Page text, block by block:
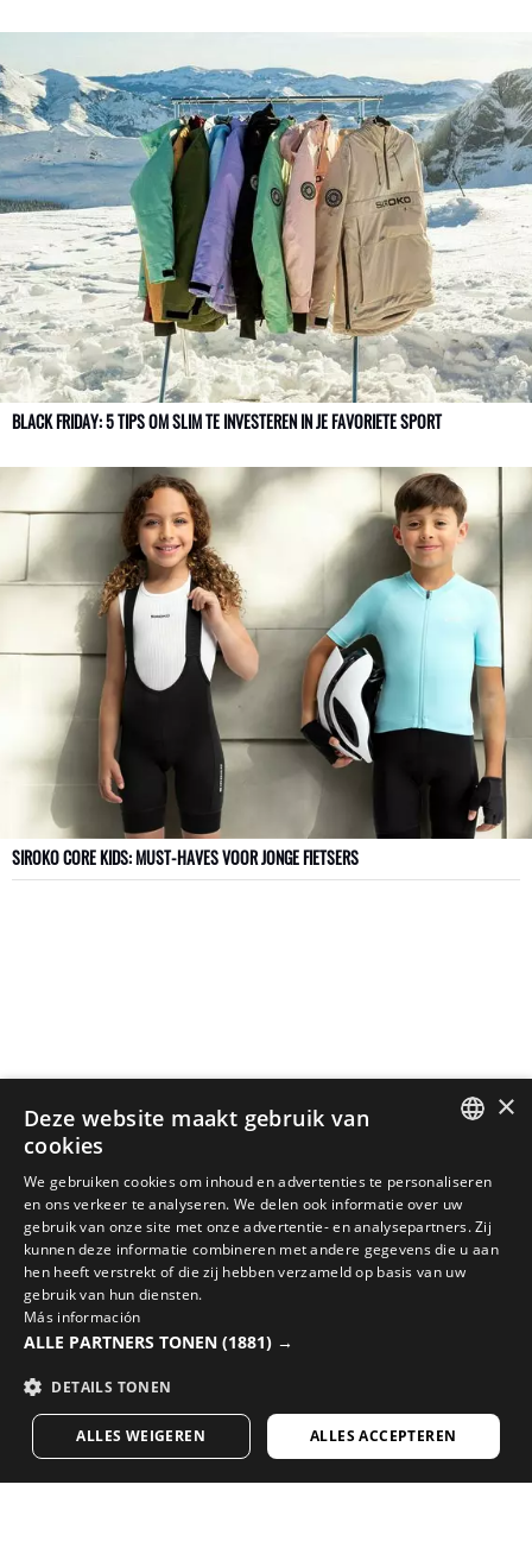
MAAK JE LOOK COMPLEET MET DE BESTE FIETSUITRUSTING
Bekijk de nieuw binnengekomen fietsartikelen in de
BEZOEK ONZE WEBSHOP
BLACK FRIDAY: 5 TIPS OM SLIM TE INVESTEREN IN JE FAVORIETE SPORT
SIROKO CORE KIDS: MUST-HAVES VOOR JONGE FIETSERS
ENGLISH
GREEK
FRENCH
DUTCH
×
Deze website maakt gebruik van
cookies
We gebruiken cookies om inhoud en advertenties te personaliseren
en ons verkeer te analyseren. We delen ook informatie over uw
gebruik van onze site met onze advertentie- en analysepartners. Zij
kunnen deze informatie combineren met andere gegevens die u aan
hen heeft verstrekt of die zij hebben verzameld op basis van uw
gebruik van hun diensten.
Más información
ALLE PARTNERS TONEN (1881) →
DETAILS TONEN
ALLES ACCEPTEREN
ALLES WEIGEREN